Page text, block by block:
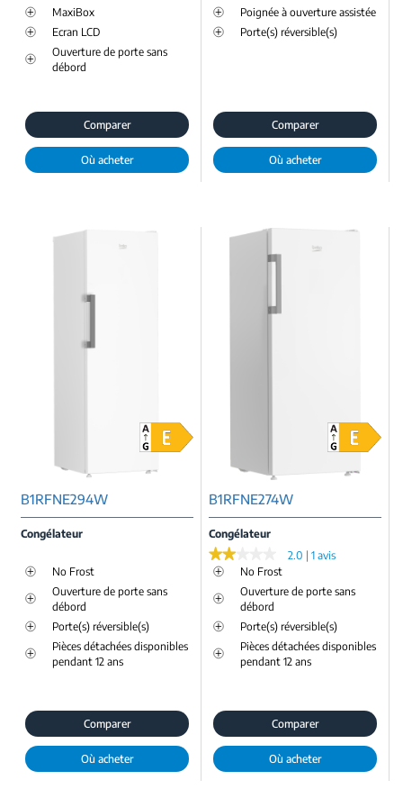
MaxiBox
Ecran LCD
Ouverture de porte sans
débord
Comparer
Où acheter
Poignée à ouverture assistée
Porte(s) réversible(s)
Comparer
Où acheter
B1RFNE294W
Congélateur
No Frost
Ouverture de porte sans
débord
Porte(s) réversible(s)
Pièces détachées disponibles
pendant 12 ans
Comparer
Où acheter
B1RFNE274W
Congélateur
★★★★★
★★★★★
2.0 | 1 avis
No Frost
Ouverture de porte sans
débord
Porte(s) réversible(s)
Pièces détachées disponibles
pendant 12 ans
Comparer
Où acheter